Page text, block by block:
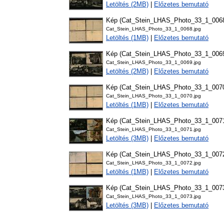
Letöltés (2MB) Előzetes bemutató
Kép
Cat_Stein_LHAS_Photo_33_1_0068.jpg
Letöltés (1MB) Előzetes bemutató
Kép
Cat_Stein_LHAS_Photo_33_1_0069.jpg
Letöltés (2MB) Előzetes bemutató
Kép
Cat_Stein_LHAS_Photo_33_1_0070.jpg
Letöltés (1MB) Előzetes bemutató
Kép
Cat_Stein_LHAS_Photo_33_1_0071.jpg
Letöltés (3MB) Előzetes bemutató
Kép
Cat_Stein_LHAS_Photo_33_1_0072.jpg
Letöltés (1MB) Előzetes bemutató
Kép
Cat_Stein_LHAS_Photo_33_1_0073.jpg
Letöltés (3MB) Előzetes bemutató